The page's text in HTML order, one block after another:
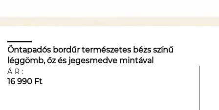
Öntapadós bordűr természetes bézs színű
léggömb, őz és jegesmedve mintával
ÁR:
16 990 Ft